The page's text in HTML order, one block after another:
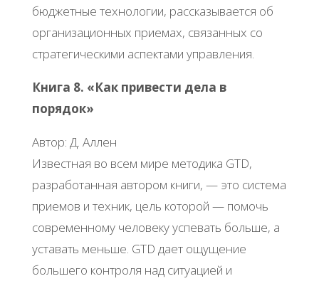
бюджетные технологии, рассказывается об
организационных приемах, связанных со
стратегическими аспектами управления.
Книга 8. «Как привести дела в
порядок»
Автор: Д. Аллен
Известная во всем мире методика GTD,
разработанная автором книги, — это система
приемов и техник, цель которой — помочь
современному человеку успевать больше, а
уставать меньше. GTD дает ощущение
большего контроля над ситуацией и